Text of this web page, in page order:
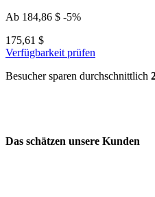
Ab 184,86 $ -5%
175,61 $
Verfügbarkeit prüfen
Besucher sparen durchschnittlich
Das schätzen unsere Kunden